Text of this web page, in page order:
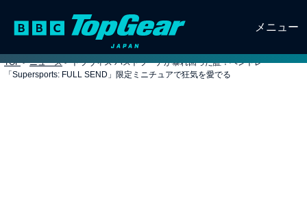
メニュー
TOP > ニュース > トラヴィス パストラーナが暴れ回った証！ベントレー
「Supersports: FULL SEND」限定ミニチュアで狂気を愛でる